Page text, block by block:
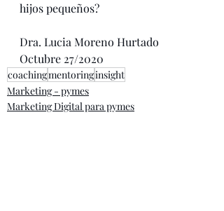
hijos pequeños?
Dra. Lucia Moreno Hurtado
Octubre 27/2020
coachingmentoringinsight
Marketing - pymes
Marketing Digital para pymes